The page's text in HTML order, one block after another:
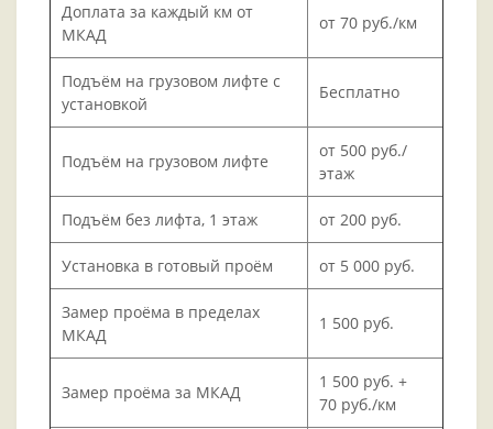
Доплата за каждый км от
МКАД
от 70 руб./км
Подъём на грузовом лифте с
установкой
Бесплатно
Подъём на грузовом лифте
от 500 руб./
этаж
Подъём без лифта, 1 этаж от 200 руб.
Установка в готовый проём от 5 000 руб.
Замер проёма в пределах
МКАД
1 500 руб.
Замер проёма за МКАД
1 500 руб. +
70 руб./км